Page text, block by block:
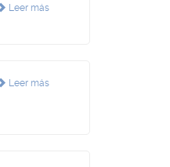
Leer más
Leer más